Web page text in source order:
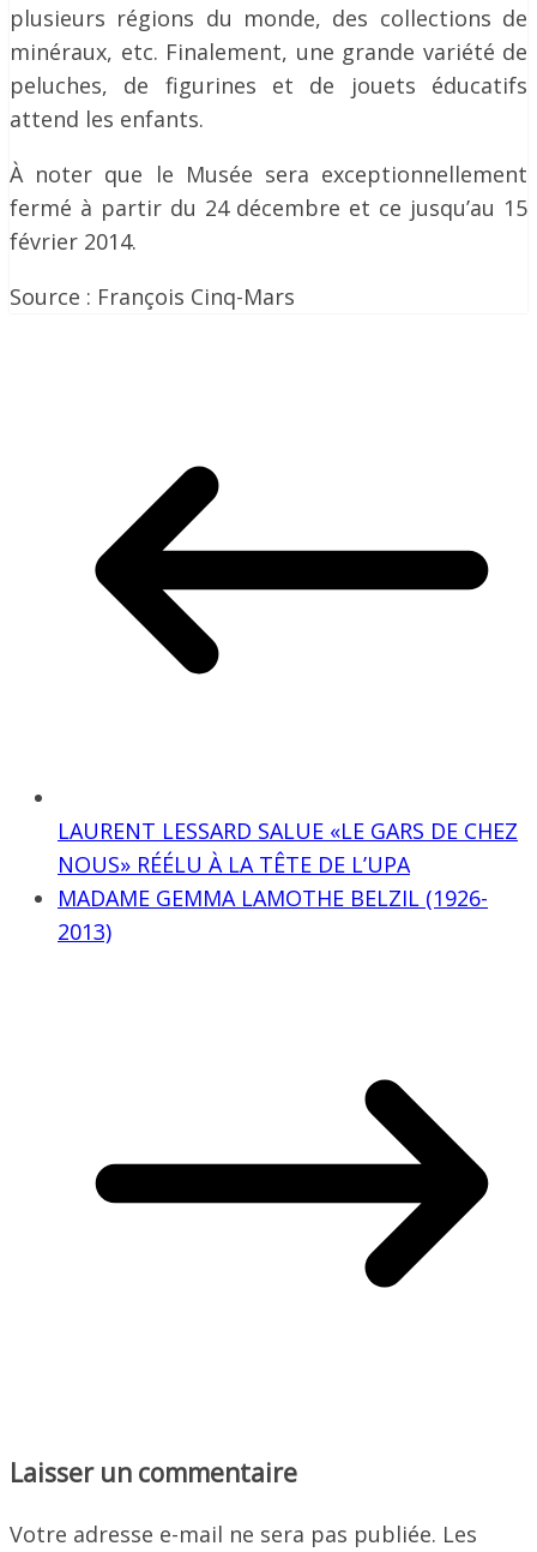
plusieurs régions du monde, des collections de
minéraux, etc. Finalement, une grande variété de
peluches, de figurines et de jouets éducatifs
attend les enfants.
À noter que le Musée sera exceptionnellement
fermé à partir du 24 décembre et ce jusqu’au 15
février 2014.
Source : François Cinq-Mars
LAURENT LESSARD SALUE «LE GARS DE CHEZ
NOUS» RÉÉLU À LA TÊTE DE L’UPA
MADAME GEMMA LAMOTHE BELZIL (1926-
2013)
Laisser un commentaire
Votre adresse e-mail ne sera pas publiée. Les